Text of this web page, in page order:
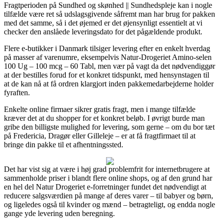
Fragtperioden på Sundhed og skønhed || Sundhedspleje kan i nogle
tilfælde være ret så udslagsgivende såfremt man har brug for pakken
med det samme, så i det øjemed er det øjensynligt essentielt at vi
checker den anslåede leveringsdato for det pågældende produkt.
Flere e-butikker i Danmark tilsiger levering efter en enkelt hverdag
på masser af varenumre, eksempelvis Natur-Drogeriet Amino-selen
100 Ug – 100 mcg – 60 Tabl, men vær på vagt da det nødvendiggør
at der bestilles forud for et konkret tidspunkt, med hensynstagen til
at de kan nå at få ordren klargjort inden pakkemedarbejderne holder
fyraften.
Enkelte online firmaer sikrer gratis fragt, men i mange tilfælde
kræver det at du shopper for et konkret beløb. I øvrigt burde man
gribe den billigste mulighed for levering, som gerne – om du bor tæt
på Fredericia, Dragør eller Gilleleje – er at få fragtfirmaet til at
bringe din pakke til et afhentningssted.
Det har vist sig at være i høj grad problemfrit for internetbrugere at
sammenholde priser i blandt flere online shops, og af den grund har
en hel del Natur Drogeriet e-forretninger fundet det nødvendigt at
reducere salgsværdien på mange af deres varer – til babyer og børn,
og ligeledes også til kvinder og mænd – betragteligt, og endda nogle
gange yde levering uden beregning.